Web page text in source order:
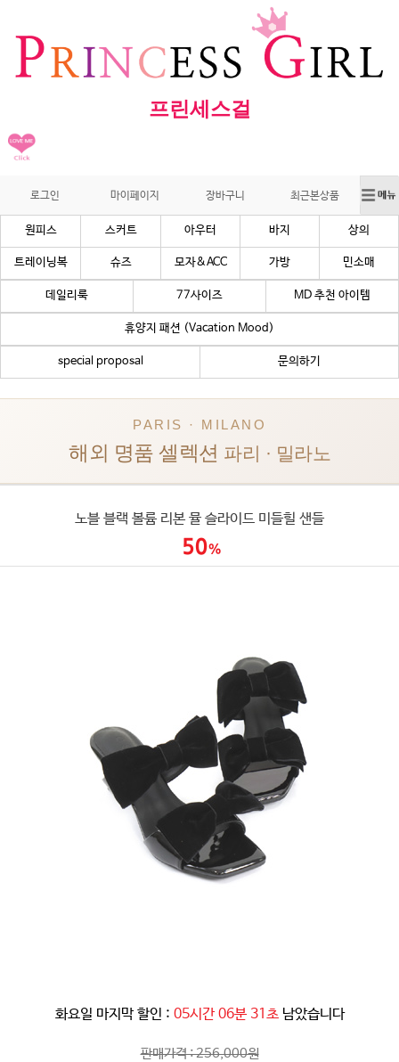
프린세스걸
로그인 마이페이지 장바구니 최근본상품
원피스 스커트 아우터 바지 상의
트레이닝복 슈즈 모자&ACC 가방 민소매
데일리룩 77사이즈 MD 추천 아이템
휴양지 패션 (Vacation Mood)
special proposal 문의하기
PARIS · MILANO
해외 명품 셀렉션 파리 · 밀라노
노블 블랙 볼륨 리본 뮬 슬라이드 미들힐 샌들
화요일 마지막 할인 : 05시간 06분 28초 남았습니다
판매가격 : 256,000원